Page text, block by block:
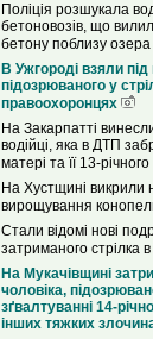
Поліція розшукала
бетоновозів, що
бетону поблизу
В Ужгороді взяли під
підозрюваного у
правоохоронцях
На Закарпатті
водійці, яка в ДТП
матері та її 13-
На Хустщині викрили
вирощування
Стали відомі нові
затриманого стрілка
На Мукачівщині
чоловіка,
зґвалтуванні 14-
інших тяжких